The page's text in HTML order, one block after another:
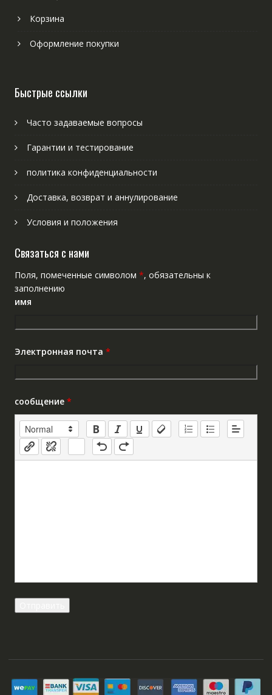
Корзина
Оформление покупки
Быстрые ссылки
Часто задаваемые вопросы
Гарантии и тестирование
политика конфиденциальности
Доставка, возврат и аннулирование
Условия и положения
Связаться с нами
Поля, помеченные символом *, обязательны к
заполнению
имя
Электронная почта *
сообщение *